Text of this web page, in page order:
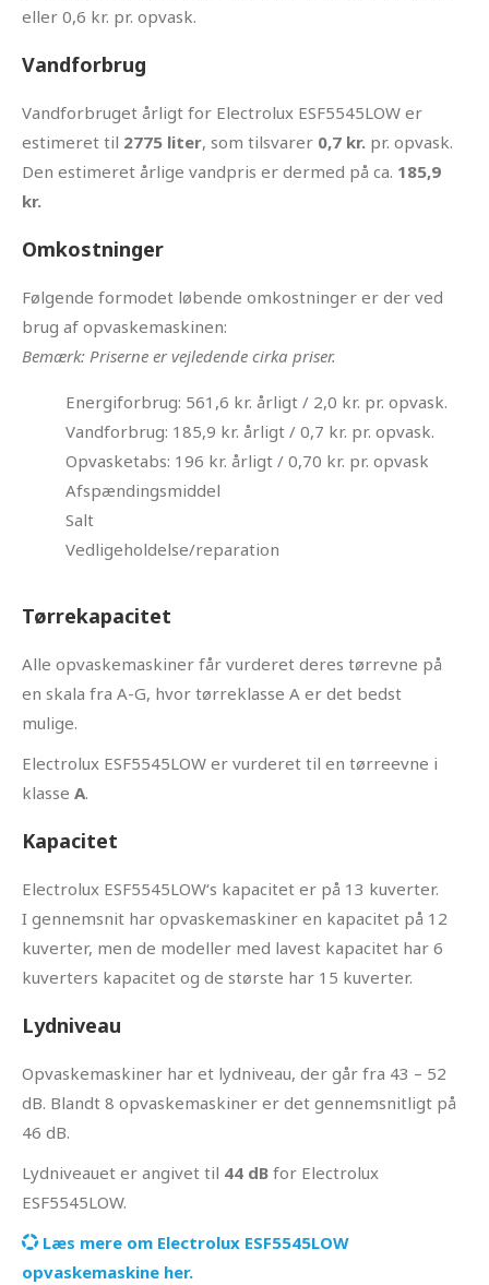
eller 0,6 kr. pr. opvask.
Vandforbrug
Vandforbruget årligt for Electrolux ESF5545LOW er
estimeret til 2775 liter, som tilsvarer 0,7 kr. pr. opvask.
Den estimeret årlige vandpris er dermed på ca. 185,9
kr.
Omkostninger
Følgende formodet løbende omkostninger er der ved
brug af opvaskemaskinen:
Bemærk: Priserne er vejledende cirka priser.
Energiforbrug: 561,6 kr. årligt / 2,0 kr. pr. opvask.
Vandforbrug: 185,9 kr. årligt / 0,7 kr. pr. opvask.
Opvasketabs: 196 kr. årligt / 0,70 kr. pr. opvask
Afspændingsmiddel
Salt
Vedligeholdelse/reparation
Tørrekapacitet
Alle opvaskemaskiner får vurderet deres tørrevne på
en skala fra A-G, hvor tørreklasse A er det bedst
mulige.
Electrolux ESF5545LOW er vurderet til en tørreevne i
klasse A.
Kapacitet
Electrolux ESF5545LOW‘s kapacitet er på 13 kuverter.
I gennemsnit har opvaskemaskiner en kapacitet på 12
kuverter, men de modeller med lavest kapacitet har 6
kuverters kapacitet og de største har 15 kuverter.
Lydniveau
Opvaskemaskiner har et lydniveau, der går fra 43 – 52
dB. Blandt 8 opvaskemaskiner er det gennemsnitligt på
46 dB.
Lydniveauet er angivet til 44 dB for Electrolux
ESF5545LOW.
Læs mere om Electrolux ESF5545LOW
opvaskemaskine her.